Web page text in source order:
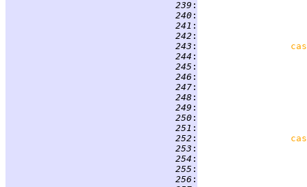
239 :
240 :
241 :
242 :
243 :
244 :
245 :
246 :
247 :
248 :
249 :
250 :
251 :
252 :
253 :
254 :
255 :
256 :